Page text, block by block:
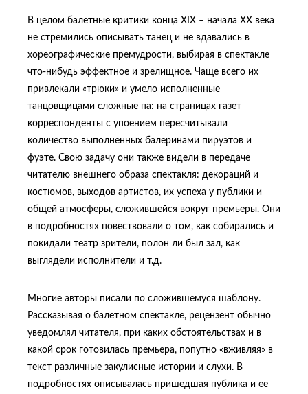
В целом балетные критики конца XIX – начала ХХ века
не стремились описывать танец и не вдавались в
хореографические премудрости, выбирая в спектакле
что-нибудь эффектное и зрелищное. Чаще всего их
привлекали «трюки» и умело исполненные
танцовщицами сложные па: на страницах газет
корреспонденты с упоением пересчитывали
количество выполненных балеринами пируэтов и
фуэте. Свою задачу они также видели в передаче
читателю внешнего образа спектакля: декораций и
костюмов, выходов артистов, их успеха у публики и
общей атмосферы, сложившейся вокруг премьеры. Они
в подробностях повествовали о том, как собирались и
покидали театр зрители, полон ли был зал, как
выглядели исполнители и т.д.
Многие авторы писали по сложившемуся шаблону.
Рассказывая о балетном спектакле, рецензент обычно
уведомлял читателя, при каких обстоятельствах и в
какой срок готовилась премьера, попутно «вживляя» в
текст различные закулисные истории и слухи. В
подробностях описывалась пришедшая публика и ее